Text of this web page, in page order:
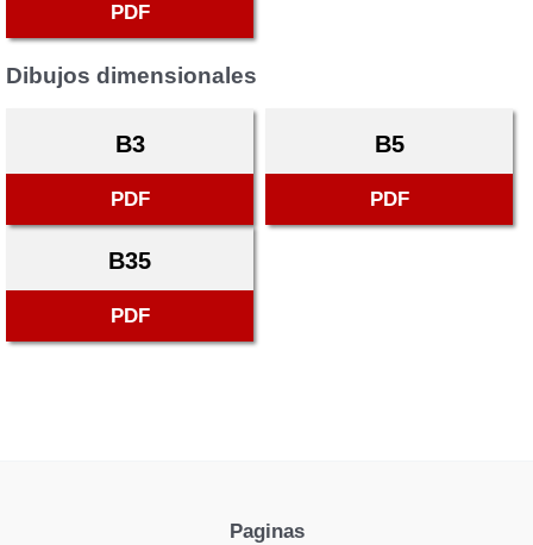
PDF
Dibujos dimensionales
B3
PDF
B5
PDF
B35
PDF
Paginas